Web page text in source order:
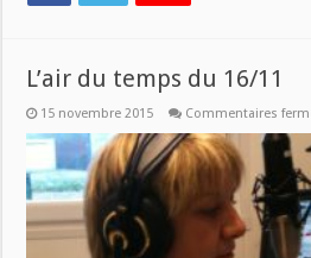
L’air du temps du 16/11
15 novembre 2015 Commentaires